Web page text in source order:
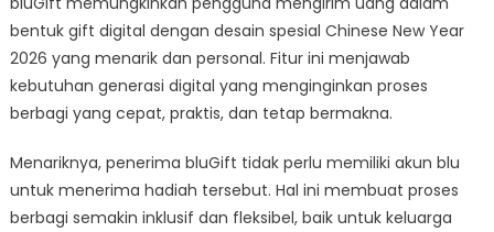
bentuk gift digital dengan desain spesial Chinese New Year
2026 yang menarik dan personal. Fitur ini menjawab
kebutuhan generasi digital yang menginginkan proses
berbagi yang cepat, praktis, dan tetap bermakna.
Menariknya, penerima bluGift tidak perlu memiliki akun blu
untuk menerima hadiah tersebut. Hal ini membuat proses
berbagi semakin inklusif dan fleksibel, baik untuk keluarga